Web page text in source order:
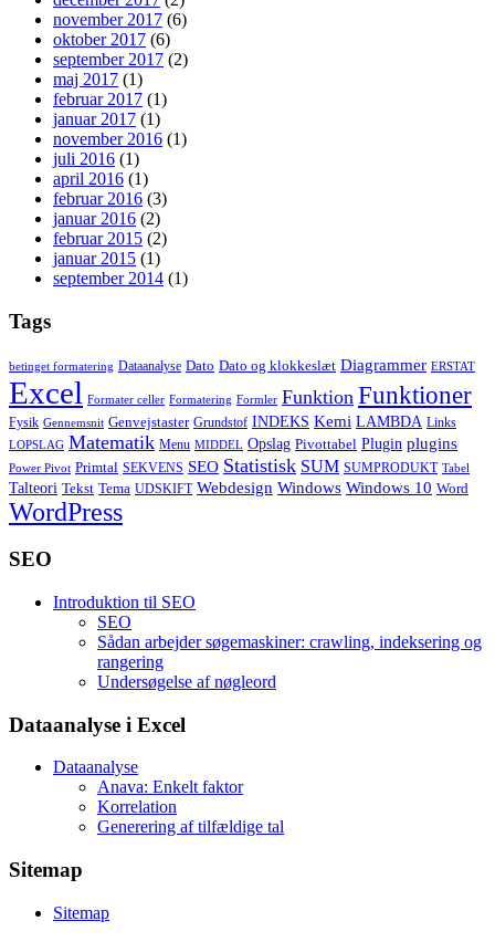
november 2017 (6)
oktober 2017 (6)
september 2017 (2)
maj 2017 (1)
februar 2017 (1)
januar 2017 (1)
november 2016 (1)
juli 2016 (1)
april 2016 (1)
februar 2016 (3)
januar 2016 (2)
februar 2015 (2)
januar 2015 (1)
september 2014 (1)
Tags
betinget formatering Dataanalyse Dato Dato og klokkeslæt Diagrammer ERSTAT
Excel Formater celler Formatering Formler Funktion Funktioner
Fysik Gennemsnit Genvejstaster Grundstof INDEKS Kemi LAMBDA Links
LOPSLAG Matematik Menu MIDDEL Opslag Pivottabel Plugin plugins
Power Pivot Primtal SEKVENS SEO Statistisk SUM SUMPRODUKT Tabel
Talteori Tekst Tema UDSKIFT Webdesign Windows Windows 10 Word
WordPress
SEO
Introduktion til SEO
SEO
Sådan arbejder søgemaskiner: crawling, indeksering og
rangering
Undersøgelse af nøgleord
Dataanalyse i Excel
Dataanalyse
Anava: Enkelt faktor
Korrelation
Generering af tilfældige tal
Sitemap
Sitemap